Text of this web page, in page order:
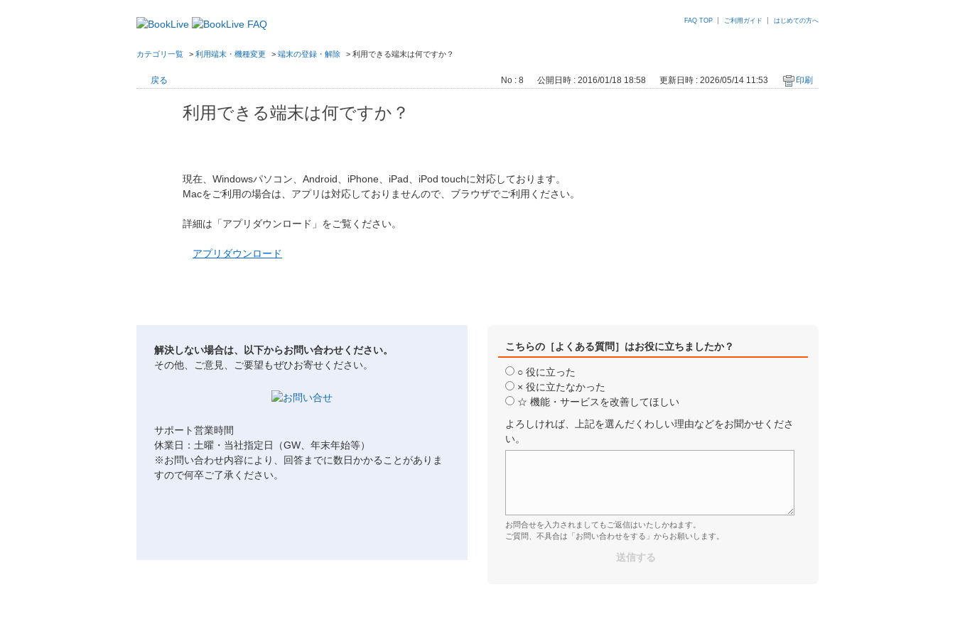
FAQ TOP ご利用ガイド はじめての方へ
カテゴリ一覧 > 利用端末・機種変更 > 端末の登録・解除 > 利用できる端末は何ですか？
戻る No : 8 公開日時 : 2016/01/18 18:58 更新日時 : 2026/05/14 11:53 印刷
利用できる端末は何ですか？
現在、Windowsパソコン、Android、iPhone、iPad、iPod touchに対応しております。
Macをご利用の場合は、アプリは対応しておりませんので、ブラウザでご利用ください。
詳細は「アプリダウンロード」をご覧ください。
アプリダウンロード
解決しない場合は、以下からお問い合わせください。
その他、ご意見、ご要望もぜひお寄せください。
サポート営業時間
休業日：土曜・当社指定日（GW、年末年始等）
※お問い合わせ内容により、回答までに数日かかることがありま
すので何卒ご了承ください。
こちらの［よくある質問］はお役に立ちましたか？
○ 役に立った
× 役に立たなかった
☆ 機能・サービスを改善してほしい
よろしければ、上記を選んだくわしい理由などをお聞かせくださ
い。
お問合せを入力されましてもご返信はいたしかねます。
ご質問、不具合は「お問い合わせをする」からお願いします。